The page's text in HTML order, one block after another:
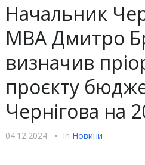
Начальник
МВА Дмитро
визначив
проєкту
Чернігова на
04.12.2024 • In Новини